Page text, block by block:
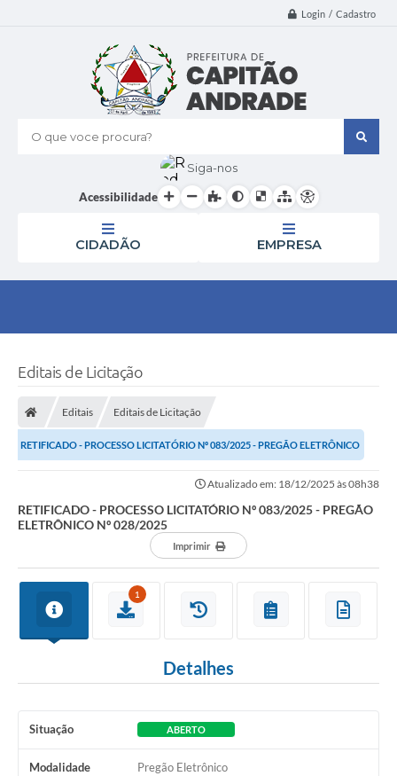
Login / Cadastro
O que voce procura?
Siga-nos
Acessibilidade
CIDADÃO EMPRESA
Editais de Licitação
Editais Editais de Licitação
RETIFICADO - PROCESSO LICITATÓRIO Nº 083/2025 - PREGÃO ELETRÔNICO
Atualizado em: 18/12/2025 às 08h38
RETIFICADO - PROCESSO LICITATÓRIO Nº 083/2025 - PREGÃO
ELETRÔNICO Nº 028/2025
Imprimir
1
Detalhes
Situação ABERTO
Modalidade Pregão Eletrônico